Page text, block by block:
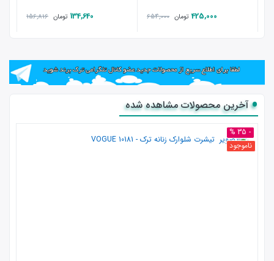
425,000 تومان 654,000
134,640 تومان 156,816
آخرین محصولات مشاهده شده
- 35 %
ناموجود